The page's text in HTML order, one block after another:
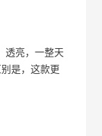
透亮，一整天
是，这款更